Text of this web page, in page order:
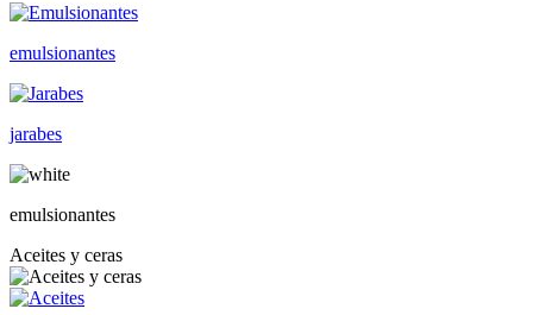
emulsionantes
jarabes
emulsionantes
Aceites y ceras